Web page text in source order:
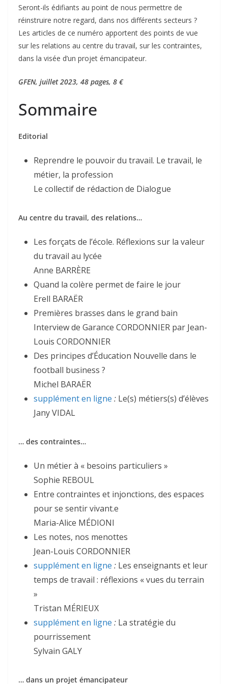
Seront-ils édifiants au point de nous permettre de
réinstruire notre regard, dans nos différents secteurs ?
Les articles de ce numéro apportent des points de vue
sur les relations au centre du travail, sur les contraintes,
dans la visée d’un projet émancipateur.
GFEN, juillet 2023, 48 pages, 8 €
Sommaire
Editorial
Reprendre le pouvoir du travail. Le travail, le
métier, la profession
Le collectif de rédaction de Dialogue
Au centre du travail, des relations…
Les forçats de l’école. Réflexions sur la valeur
du travail au lycée
Anne BARRÈRE
Quand la colère permet de faire le jour
Erell BARAËR
Premières brasses dans le grand bain
Interview de Garance CORDONNIER par Jean-
Louis CORDONNIER
Des principes d’Éducation Nouvelle dans le
football business ?
Michel BARAËR
supplément en ligne : Le(s) métiers(s) d’élèves
Jany VIDAL
… des contraintes…
Un métier à « besoins particuliers »
Sophie REBOUL
Entre contraintes et injonctions, des espaces
pour se sentir vivant.e
Maria-Alice MÉDIONI
Les notes, nos menottes
Jean-Louis CORDONNIER
supplément en ligne : Les enseignants et leur
temps de travail : réflexions « vues du terrain
»
Tristan MÉRIEUX
supplément en ligne : La stratégie du
pourrissement
Sylvain GALY
… dans un projet émancipateur